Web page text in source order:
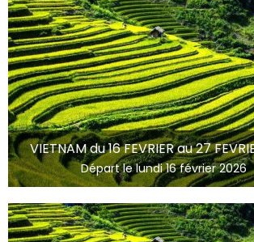
VIETNAM du 16 FEVRIER au 27
Départ le lundi 16 février 2026